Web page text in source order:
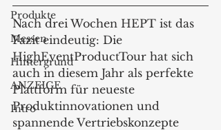
Produkte
Messen
Hintergrund
ANZEIGE
Intro
Nach drei Wochen HEPT ist das
Fazit eindeutig: Die
HighEventProductTour hat sich
auch in diesem Jahr als perfekte
Plattform für neueste
Produktinnovationen und
spannende Vertriebskonzepte